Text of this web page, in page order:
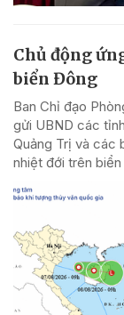
Chủ động
biển Đông
Ban Chỉ đạo
gửi UBND các
Quảng Trị và các
nhiệt đới trên